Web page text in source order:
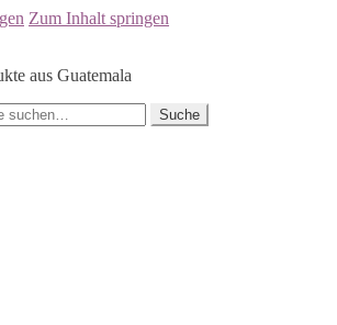
Zum Inhalt springen
aus Guatemala
Suche